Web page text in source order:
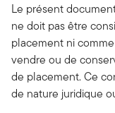
Le présent
ne doit pas être
placement ni
vendre ou de
de placement. Ce
de nature juridique